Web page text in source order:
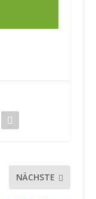
NÄCHSTE